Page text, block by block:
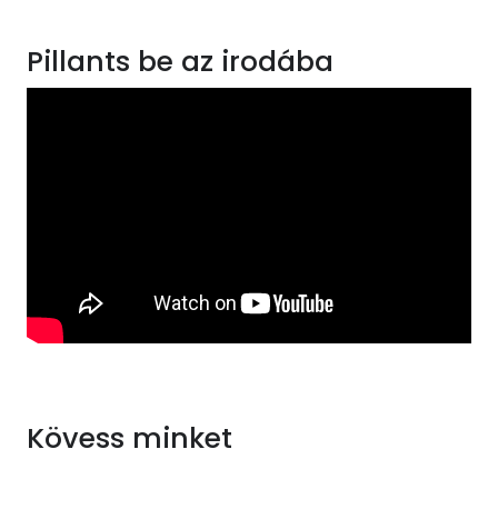
Pillants be az irodába
Kövess minket